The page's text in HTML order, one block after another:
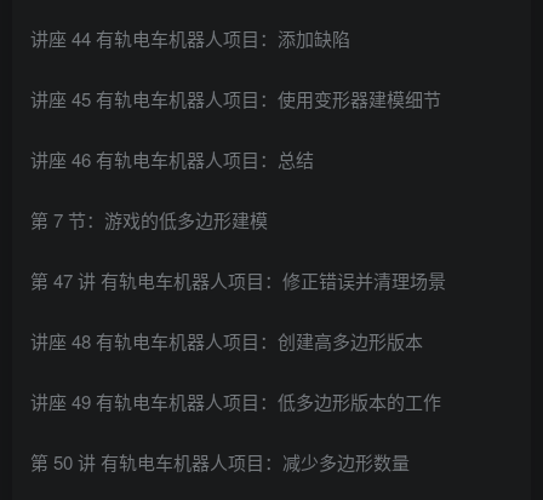
讲座 44 有轨电车机器人项目：添加缺陷
讲座 45 有轨电车机器人项目：使用变形器建模细节
讲座 46 有轨电车机器人项目：总结
第 7 节：游戏的低多边形建模
第 47 讲 有轨电车机器人项目：修正错误并清理场景
讲座 48 有轨电车机器人项目：创建高多边形版本
讲座 49 有轨电车机器人项目：低多边形版本的工作
第 50 讲 有轨电车机器人项目：减少多边形数量